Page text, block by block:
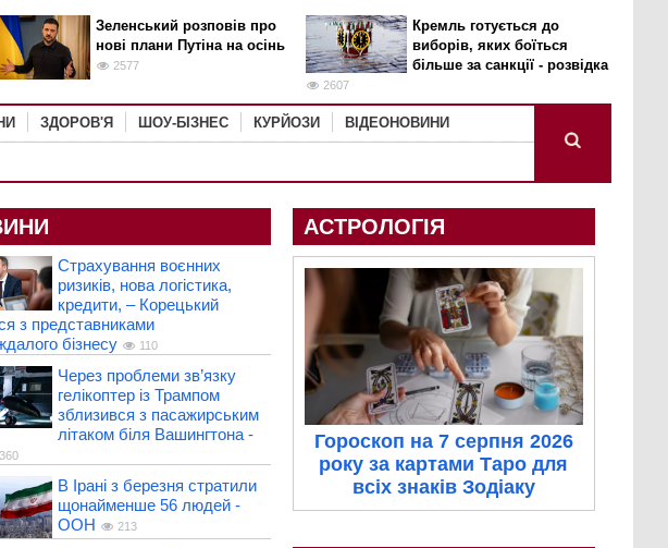
Зеленський розповів про
нові плани Путіна на осінь
2577
Кремль готується до
виборів, яких боїться
більше за санкції - розвідка
2607
ЗДОРОВ'Я ШОУ-БІЗНЕС КУРЙОЗИ ВІДЕОНОВИНИ
Страхування воєнних
ризиків, нова логістика,
кредити, – Корецький
з представниками
бізнесу
110
Через проблеми зв’язку
гелікоптер із Трампом
зблизився з пасажирським
літаком біля Вашингтона -
В Ірані з березня стратили
щонайменше 56 людей -
ООН
213
АСТРОЛОГІЯ
Гороскоп на 7 серпня 2026
року за картами Таро для
всіх знаків Зодіаку